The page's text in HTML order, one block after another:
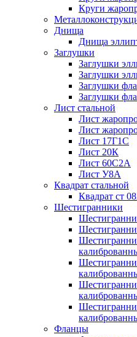
Круги
Днища
Днища
Заглушки
Заглушки
Заглушки
Заглушки
Заглушки
Лист стальной
Лист
Лист
Лист 17Г1С
Лист 20К
Лист 60С2А
Лист У8А
Квадрат стальной
Квадрат ст
Шестигранники
Фланцы